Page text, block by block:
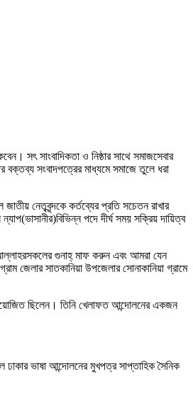
সৎ সাংবাদিকতা ও নিষ্ঠার সাথে সমাজসেবার
বক্তব্য সংবাদপত্রের মাধ্যমে সমাজে তুলে ধরা
নেতৃবৃন্দকে কর্তব্যের প্রতি সচেতন রাখার
পদে দীর্ঘ সময় সক্রিয় দায়িত্ব
গুনাহ্ মাফ করুন এবং আমরা যেন
জেলার সাতকানিয়া উপজেলার সোনাকানিয়া গ্রামে
ছিলেন। তিনি খেলাফত আন্দোলনের একজন
ঢাকার ভাষা আন্দোলনের মুখপত্র সাপ্তাহিক সৈনিক